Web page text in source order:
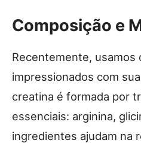
Composição e
Recentemente, usamos
impressionados com
creatina é formada por
essenciais: arginina,
ingredientes ajudam na